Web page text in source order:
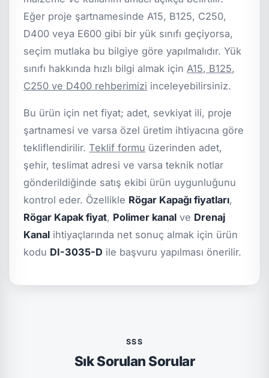
Eğer proje şartnamesinde A15, B125, C250,
D400 veya E600 gibi bir yük sınıfı geçiyorsa,
seçim mutlaka bu bilgiye göre yapılmalıdır. Yük
sınıfı hakkında hızlı bilgi almak içinA15, B125,
C250 ve D400 rehberimizi inceleyebilirsiniz.
Bu ürün için net fiyat; adet, sevkiyat ili, proje
şartnamesi ve varsa özel üretim ihtiyacına göre
tekliflendirilir.Teklif formu üzerinden adet,
şehir, teslimat adresi ve varsa teknik notlar
gönderildiğinde satış ekibi ürün uygunluğunu
kontrol eder. Özellikle Rögar Kapağı fiyatları,
Rögar Kapak fiyat, Polimer kanal ve Drenaj
Kanal ihtiyaçlarında net sonuç almak için ürün
kodu DI-3035-D ile başvuru yapılması önerilir.
SSS
Sık Sorulan Sorular